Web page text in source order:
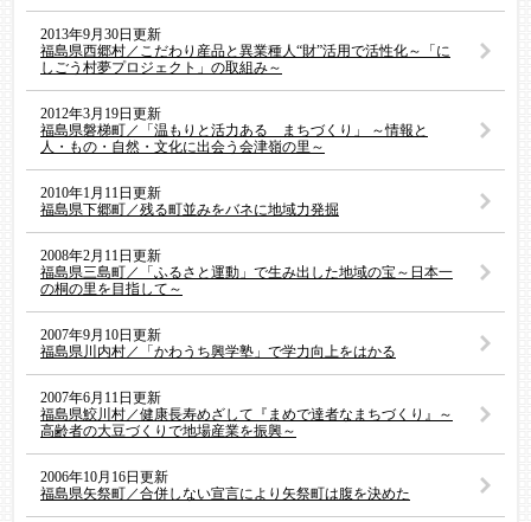
2013年9月30日更新
福島県西郷村／こだわり産品と異業種人“財”活用で活性化～「に
しごう村夢プロジェクト」の取組み～
2012年3月19日更新
福島県磐梯町／「温もりと活力ある まちづくり」 ～情報と
人・もの・自然・文化に出会う会津嶺の里～
2010年1月11日更新
福島県下郷町／残る町並みをバネに地域力発掘
2008年2月11日更新
福島県三島町／「ふるさと運動」で生み出した地域の宝～日本一
の桐の里を目指して～
2007年9月10日更新
福島県川内村／「かわうち興学塾」で学力向上をはかる
2007年6月11日更新
福島県鮫川村／健康長寿めざして『まめで達者なまちづくり』～
高齢者の大豆づくりで地場産業を振興～
2006年10月16日更新
福島県矢祭町／合併しない宣言により矢祭町は腹を決めた